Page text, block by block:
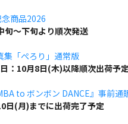
商品2026
旬～下旬より順次発送
「ぺろり」通常版
：10月8日(木)以降順次出荷予
to ボンボン DANCE』事前通
日(月)までに出荷完了予定